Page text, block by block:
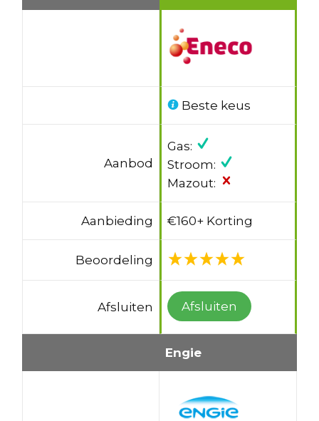
Beste keus
Aanbod
Gas:
Stroom:
Mazout:
Aanbieding €160+ Korting
Beoordeling
Afsluiten Afsluiten
Engie